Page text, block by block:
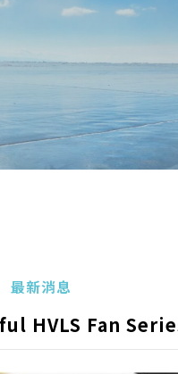
最新消息
HVLS Fan